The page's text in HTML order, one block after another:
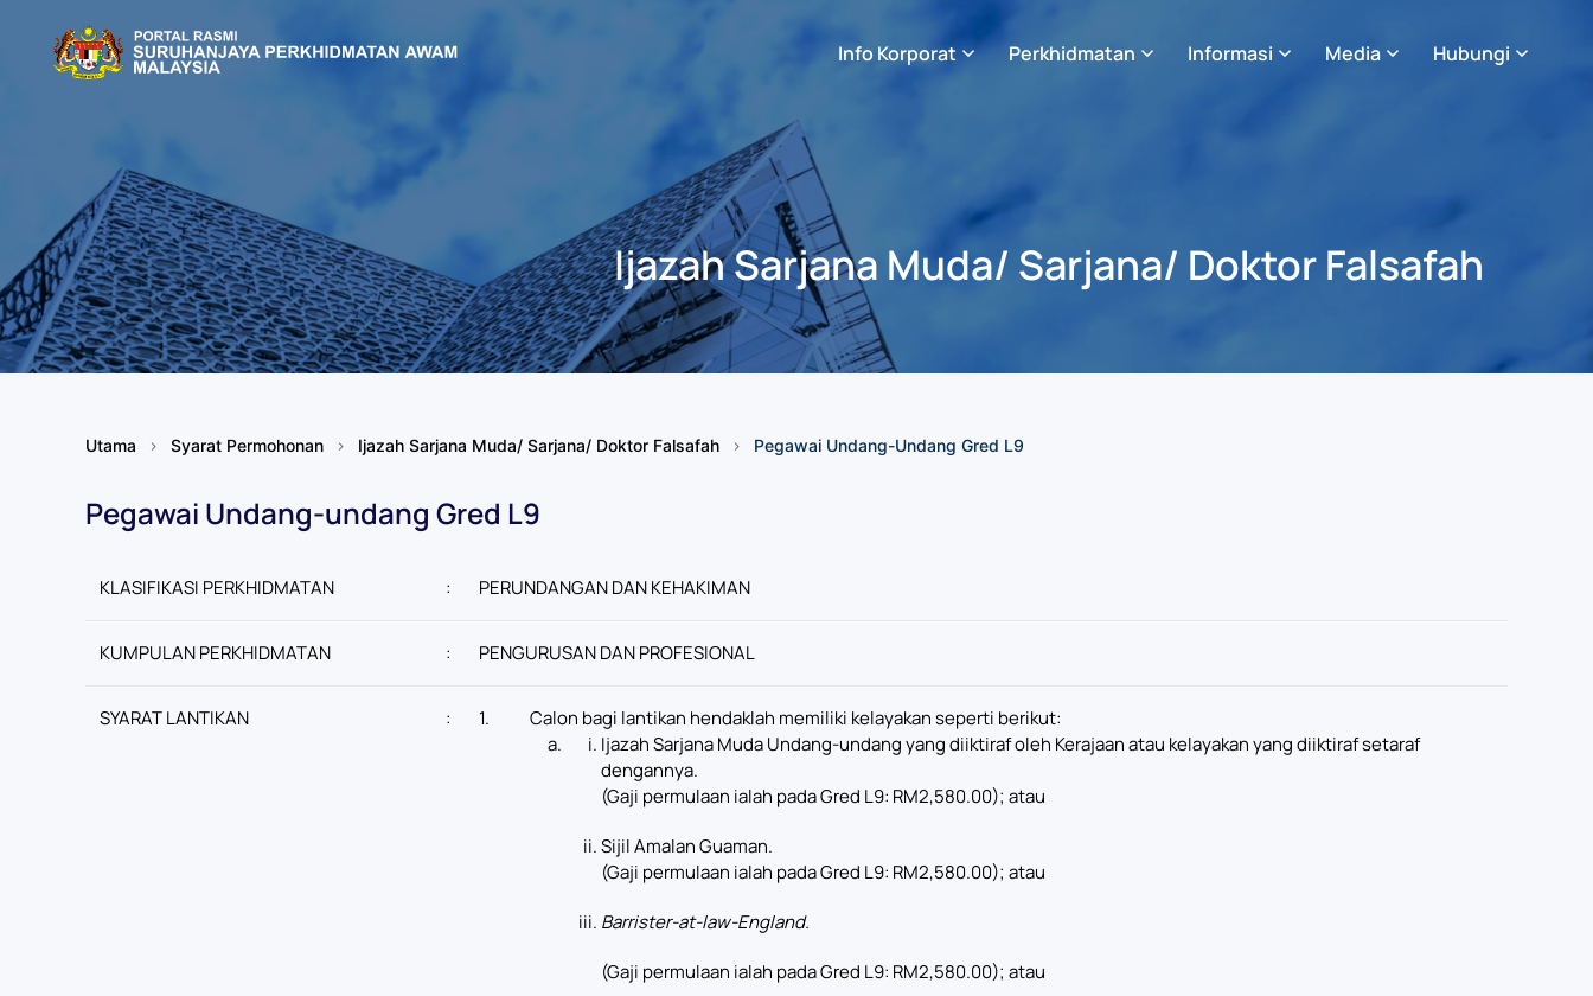
Skip to main content
Info Korporat Perkhidmatan Informasi Media Hubungi
Ijazah Sarjana Muda/ Sarjana/ Doktor Falsafah
Utama Syarat Permohonan Ijazah Sarjana Muda/ Sarjana/ Doktor Falsafah Pegawai Undang-Undang Gred L9
Pegawai Undang-undang Gred L9
KLASIFIKASI PERKHIDMATAN : PERUNDANGAN DAN KEHAKIMAN
KUMPULAN PERKHIDMATAN : PENGURUSAN DAN PROFESIONAL
SYARAT LANTIKAN : 1.
Calon bagi lantikan hendaklah memiliki kelayakan seperti berikut:
Ijazah Sarjana Muda Undang-undang yang diiktiraf oleh Kerajaan atau kelayakan yang diiktiraf setaraf
dengannya.
(Gaji permulaan ialah pada Gred L9: RM2,580.00); atau
Sijil Amalan Guaman.
(Gaji permulaan ialah pada Gred L9: RM2,580.00); atau
Barrister-at-law-England.
(Gaji permulaan ialah pada Gred L9: RM2,580.00); atau